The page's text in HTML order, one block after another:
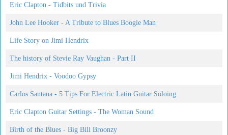
Eric Clapton - Tidbits und Trivia
John Lee Hooker - A Tribute to Blues Boogie Man
Life Story on Jimi Hendrix
The history of Stevie Ray Vaughan - Part II
Jimi Hendrix - Voodoo Gypsy
Carlos Santana - 5 Tips For Electric Latin Guitar Soloing
Eric Clapton Guitar Settings - The Woman Sound
Birth of the Blues - Big Bill Broonzy